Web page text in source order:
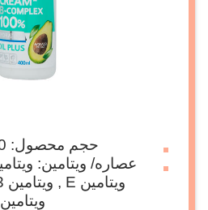
حجم محصول: 400 میلی‌لیتر
ویتامین B8